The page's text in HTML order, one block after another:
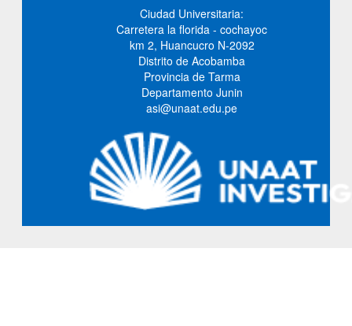
Ciudad Universitaria:
Carretera la florida - cochayoc
km 2, Huancucro N-2092
Distrito de Acobamba
Provincia de Tarma
Departamento Junin
asi@unaat.edu.pe